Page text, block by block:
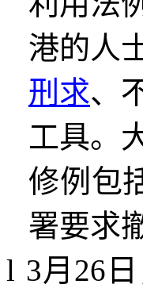
港的人
刑求、
工具。
修例包
署要求
l 3月 26